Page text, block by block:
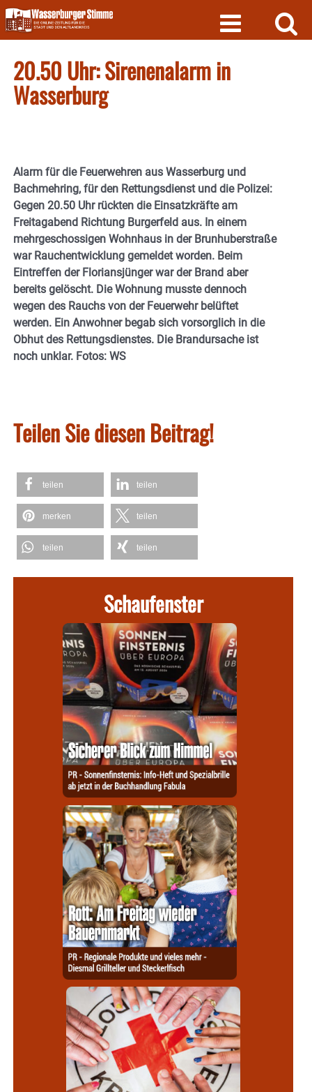
Skip
to
content
20.50 Uhr: Sirenenalarm in
Wasserburg
Alarm für die Feuerwehren aus Wasserburg und
Bachmehring, für den Rettungsdienst und die Polizei:
Gegen 20.50 Uhr rückten die Einsatzkräfte am
Freitagabend Richtung Burgerfeld aus. In einem
mehrgeschossigen Wohnhaus in der Brunhuberstraße
war Rauchentwicklung gemeldet worden. Beim
Eintreffen der Floriansjünger war der Brand aber
bereits gelöscht. Die Wohnung musste dennoch
wegen des Rauchs von der Feuerwehr belüftet
werden. Ein Anwohner begab sich vorsorglich in die
Obhut des Rettungsdienstes. Die Brandursache ist
noch unklar. Fotos: WS
Teilen Sie diesen Beitrag!
teilen teilen
merken teilen
teilen teilen
Schaufenster